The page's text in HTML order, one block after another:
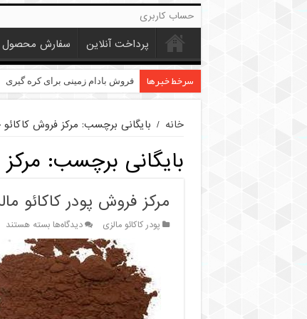
حساب کاربری
پرداخت آنلاین سفارش محصول
سرخط خبرها فروش بادام زمینی برای کره گیری
خرید عمده کنجد در تهران
خانه / بایگانی برچسب: مرکز فروش
بایگانی برچسب:
مرکز فروش پودر کاکائو
پودر کاکائو مالزی دیدگاه‌هابرای
مرکز
فروش
پودر
کاکائو
مالزی
خوب
بسته هستند